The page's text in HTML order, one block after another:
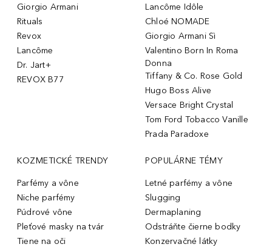
Giorgio Armani
Rituals
Revox
Lancôme
Dr. Jart+
REVOX B77
Lancôme Idôle
Chloé NOMADE
Giorgio Armani Sì
Valentino Born In Roma
Donna
Tiffany & Co. Rose Gold
Hugo Boss Alive
Versace Bright Crystal
Tom Ford Tobacco Vanille
Prada Paradoxe
KOZMETICKÉ TRENDY
Parfémy a vône
Niche parfémy
Púdrové vône
Pleťové masky na tvár
Tiene na oči
POPULÁRNE TÉMY
Letné parfémy a vône
Slugging
Dermaplaning
Odstráňte čierne bodky
Konzervačné látky